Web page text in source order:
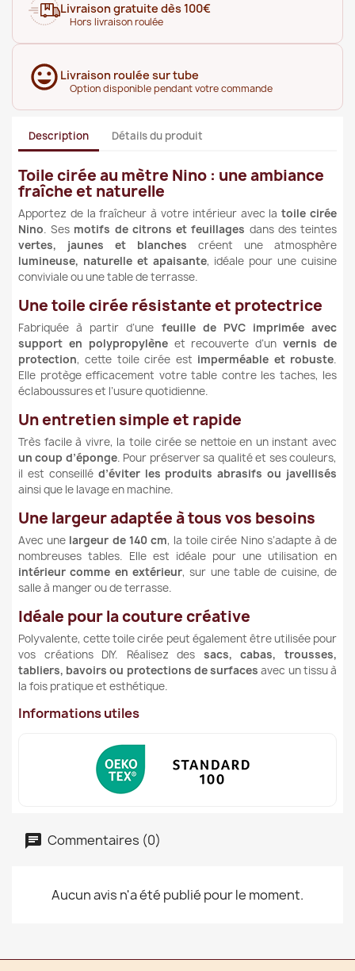
Livraison gratuite dès 100€
Hors livraison roulée
Livraison roulée sur tube
Option disponible pendant votre commande
Description Détails du produit
Toile cirée au mètre Nino : une ambiance
fraîche et naturelle
Apportez de la fraîcheur à votre intérieur avec latoile cirée
Nino. Ses motifs de citrons et feuillages dans des teintes
vertes, jaunes et blanches créent une atmosphère
lumineuse, naturelle et apaisante, idéale pour une cuisine
conviviale ou une table de terrasse.
Une toile cirée résistante et protectrice
Fabriquée à partir d’une feuille de PVC imprimée avec
support en polypropylèneet recouverte d’unvernis de
protection, cette toile cirée est imperméable et robuste.
Elle protège efficacement votre table contre les taches, les
éclaboussures et l’usure quotidienne.
Un entretien simple et rapide
Très facile à vivre, la toile cirée se nettoie en un instant avec
un coup d’éponge. Pour préserver sa qualité et ses couleurs,
il est conseillé d’éviter les produits abrasifs ou javellisés
ainsi que le lavage en machine.
Une largeur adaptée à tous vos besoins
Avec une largeur de 140 cm, la toile cirée Nino s’adapte à de
nombreuses tables. Elle est idéale pour une utilisation en
intérieur comme en extérieur, sur une table de cuisine, de
salle à manger ou de terrasse.
Idéale pour la couture créative
Polyvalente, cette toile cirée peut également être utilisée pour
vos créations DIY. Réalisez des sacs, cabas, trousses,
tabliers, bavoirs ou protections de surfaces avec un tissu à
la fois pratique et esthétique.
Informations utiles
Commentaires (0)
Aucun avis n'a été publié pour le moment.